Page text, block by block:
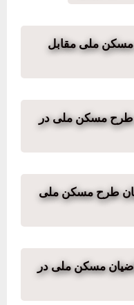
مسکن ملی مقابل
طرح مسکن ملی در
طرح مسکن ملی
مسکن ملی در